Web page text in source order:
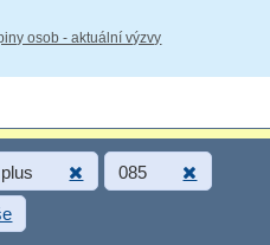
osob - aktuální výzvy
085